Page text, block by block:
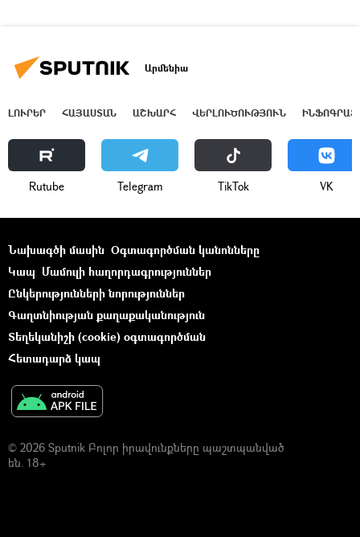
Արմենիա
ԼՈՒՐԵՐ ՀԱՅԱՍՏԱՆ ԱՇԽԱՐՀ ՎԵՐԼՈՒԾՈՒԹՅՈՒՆ
Rutube Telegram ТikТоk VK
Նախագծի մասին Օգտագործման կանոնները
Կապ Մամուլի հաղորդագրություններ
Ընկերությունների նորություններ
Գաղտնիության քաղաքականություն
Տեղեկանիշի (cookie) օգտագործման
Հետադարձ կապ
© 2026 Sputnik Բոլոր իրավունքները պաշտպանված
են. 18+